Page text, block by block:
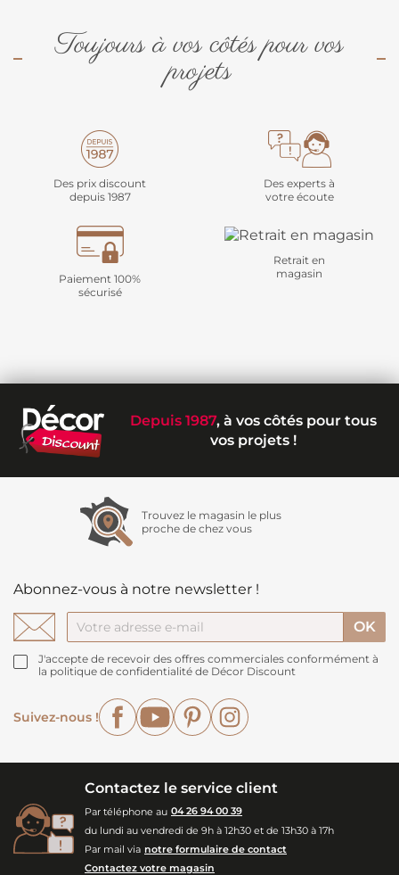
Toujours à vos côtés pour vos
projets
Des prix discount
depuis 1987
Des experts à
votre écoute
Paiement 100%
sécurisé
Retrait en
magasin
Depuis 1987, à vos côtés pour tous
vos projets !
Trouvez le magasin le plus
proche de chez vous
Abonnez-vous à notre newsletter !
J'accepte de recevoir des offres commerciales conformément à
la politique de confidentialité de Décor Discount
Suivez-nous !
FacebookYouTubePinterest
Contactez le service client
Par téléphone au 04 26 94 00 39
du lundi au vendredi de 9h à 12h30 et de 13h30 à 17h
Par mail via notre formulaire de contact
Contactez votre magasin